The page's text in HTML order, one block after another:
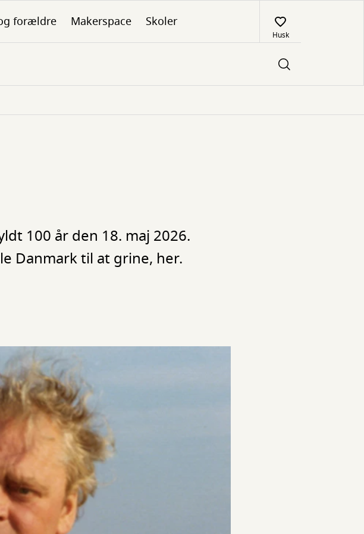
forældre Makerspace Skoler
Husk
100 år den 18. maj 2026.
Danmark til at grine, her.